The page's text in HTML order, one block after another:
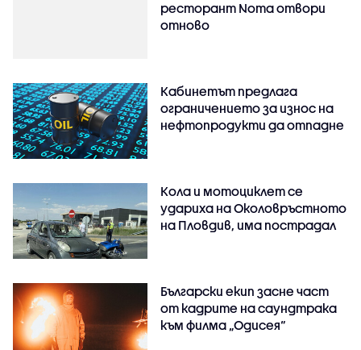
ресторант Noma отвори
отново
Кабинетът предлага
ограничението за износ на
нефтопродукти да отпадне
Кола и мотоциклет се
удариха на Околовръстното
на Пловдив, има пострадал
Български екип засне част
от кадрите на саундтрака
към филма „Одисея“